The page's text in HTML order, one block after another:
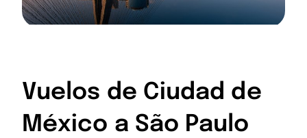
Vuelos de Ciudad de
México a São Paulo